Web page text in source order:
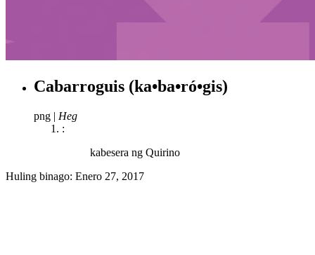
Cabarroguis (ka•ba•ró•gis)
png | Heg
:
kabesera ng Quirino
Huling binago: Enero 27, 2017